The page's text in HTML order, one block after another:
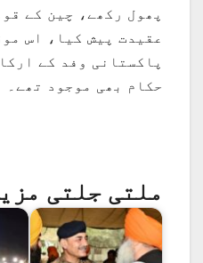
پھول رکھے، چین کے
عقیدت پیش کیا، اس
پاکستانی وفد کے
حکام بھی موجود تھے۔
ملتی جلتی